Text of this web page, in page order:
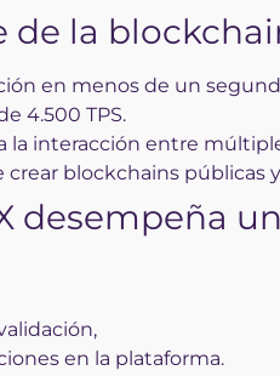
de la
en menos de un
4.500 TPS.
la interacción entre
blockchains públicas
desempeña
en la plataforma.